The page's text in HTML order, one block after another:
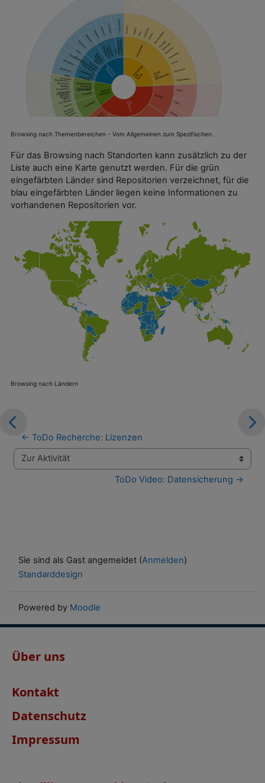
Browsing nach Themenbereichen - Vom Allgemeinen zum Spezifischen.
Für das Browsing nach Standorten kann zusätzlich zu der
Liste auch eine Karte genutzt werden. Für die grün
eingefärbten Länder sind Repositorien verzeichnet, für die
blau eingefärbten Länder liegen keine Informationen zu
vorhandenen Repositorien vor.
Browsing nach Ländern
← ToDo Recherche: Lizenzen
Zur Aktivität
ToDo Video: Datensicherung →
Sie sind als Gast angemeldet (Anmelden)
Standarddesign
Powered by Moodle
Über uns
Kontakt
Datenschutz
Impressum